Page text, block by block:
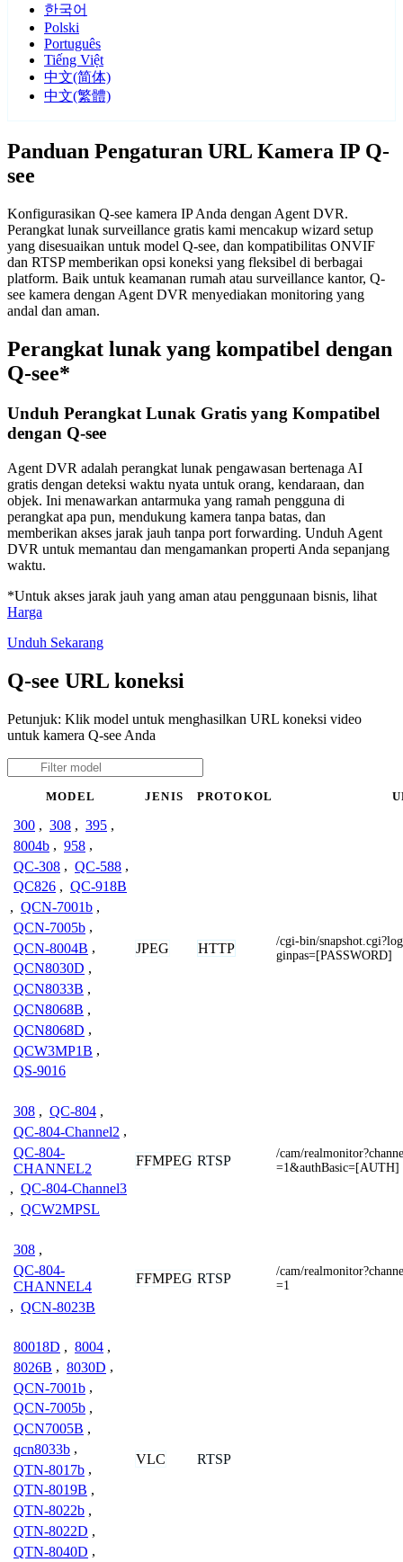
한국어
Polski
Português
Tiếng Việt
中文(简体)
中文(繁體)
Panduan Pengaturan URL Kamera IP Q-
see
Konfigurasikan Q-see kamera IP Anda dengan Agent DVR.
Perangkat lunak surveillance gratis kami mencakup wizard setup
yang disesuaikan untuk model Q-see, dan kompatibilitas ONVIF
dan RTSP memberikan opsi koneksi yang fleksibel di berbagai
platform. Baik untuk keamanan rumah atau surveillance kantor, Q-
see kamera dengan Agent DVR menyediakan monitoring yang
andal dan aman.
Perangkat lunak yang kompatibel dengan
Q-see*
Unduh Perangkat Lunak Gratis yang Kompatibel
dengan Q-see
Agent DVR adalah perangkat lunak pengawasan bertenaga AI
gratis dengan deteksi waktu nyata untuk orang, kendaraan, dan
objek. Ini menawarkan antarmuka yang ramah pengguna di
perangkat apa pun, mendukung kamera tanpa batas, dan
memberikan akses jarak jauh tanpa port forwarding. Unduh Agent
DVR untuk memantau dan mengamankan properti Anda sepanjang
waktu.
*Untuk akses jarak jauh yang aman atau penggunaan bisnis, lihat
Harga
Unduh Sekarang
Q-see URL koneksi
Petunjuk: Klik model untuk menghasilkan URL koneksi video
untuk kamera Q-see Anda
MODEL JENIS PROTOKOL
300 , 308 , 395 ,
8004b , 958 ,
QC-308 , QC-588 ,
QC826 , QC-918B
, QCN-7001b ,
QCN-7005b ,
QCN-8004B ,
QCN8030D ,
QCN8033B ,
QCN8068B ,
QCN8068D ,
QCW3MP1B ,
QS-9016
JPEG HTTP
/cgi-bin/
ginpas=[PASSWORD]
308 , QC-804 ,
QC-804-Channel2 ,
QC-804-
CHANNEL2
, QC-804-Channel3
, QCW2MPSL
FFMPEG RTSP
/cam/
=1&authBasic=[AUTH]
308 ,
QC-804-
CHANNEL4
, QCN-8023B
FFMPEG RTSP
/cam/
=1
80018D , 8004 ,
8026B , 8030D ,
QCN-7001b ,
QCN-7005b ,
QCN7005B ,
qcn8033b ,
QTN-8017b ,
QTN-8019B ,
QTN-8022b ,
QTN-8022D ,
QTN-8040D ,
VLC RTSP